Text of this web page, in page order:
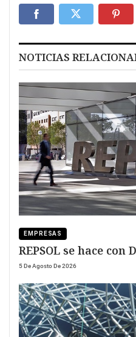
NOTICIAS
EMPRESAS
REPSOL se hace con
5 De Agosto De 2026